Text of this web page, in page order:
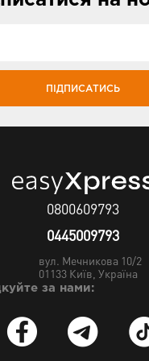
ПІДПИСАТИСЬ
0800609793
0445009793
вул. Мечникова 10/2
01133 Київ, Україна
за нами: